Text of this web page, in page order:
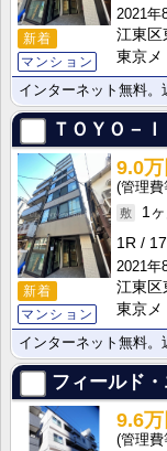
新着
マンション
2021年
江東区
東京メ
インターネット無料。
ＴＯＹＯ－
新着
マンション
9.0万
1ヶ
1R
2021年
江東区
東京メ
インターネット無料。
フィールド
9.6万